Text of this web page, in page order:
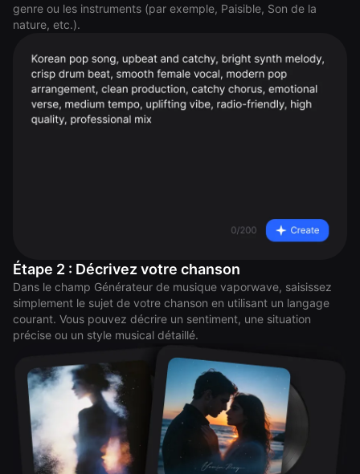
genre ou les instruments (par exemple, Paisible, Son de la
nature, etc.).
Étape 2 : Décrivez votre chanson
Dans le champ Générateur de musique vaporwave, saisissez
simplement le sujet de votre chanson en utilisant un langage
courant. Vous pouvez décrire un sentiment, une situation
précise ou un style musical détaillé.